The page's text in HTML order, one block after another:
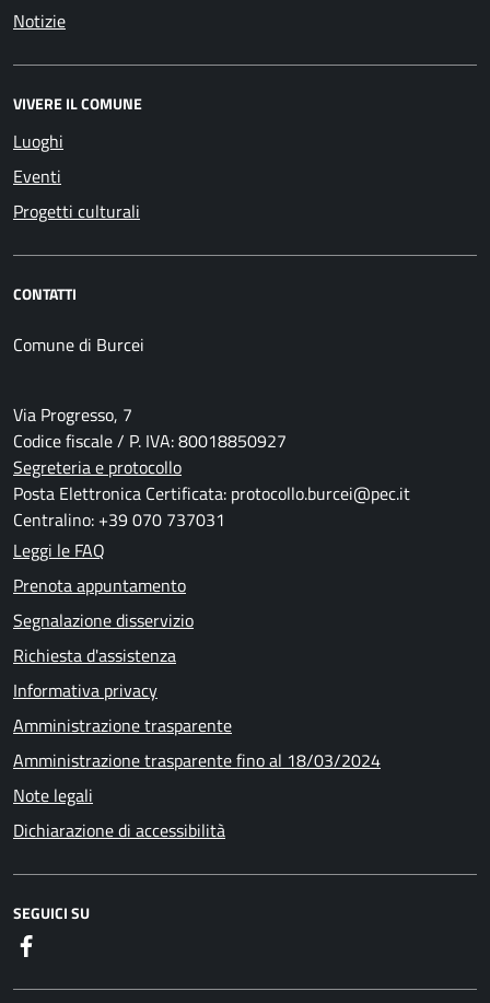
Notizie
VIVERE IL COMUNE
Luoghi
Eventi
Progetti culturali
CONTATTI
Comune di Burcei
Via Progresso, 7
Codice fiscale / P. IVA: 80018850927
Segreteria e protocollo
Posta Elettronica Certificata: protocollo.burcei@pec.it
Centralino: +39 070 737031
Leggi le FAQ
Prenota appuntamento
Segnalazione disservizio
Richiesta d'assistenza
Informativa privacy
Amministrazione trasparente
Amministrazione trasparente fino al 18/03/2024
Note legali
Dichiarazione di accessibilità
SEGUICI SU